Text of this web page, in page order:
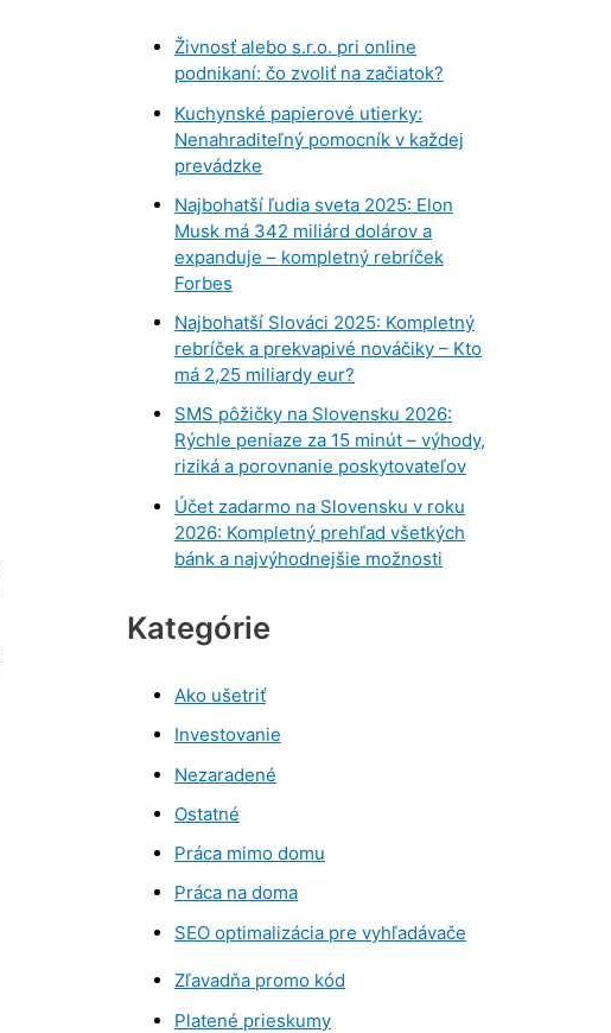
Živnosť alebo s.r.o. pri online
podnikaní: čo zvoliť na začiatok?
Kuchynské papierové utierky:
Nenahraditeľný pomocník v každej
prevádzke
Najbohatší ľudia sveta 2025: Elon
Musk má 342 miliárd dolárov a
expanduje – kompletný rebríček
Forbes
Najbohatší Slováci 2025: Kompletný
rebríček a prekvapivé nováčiky – Kto
má 2,25 miliardy eur?
SMS pôžičky na Slovensku 2026:
Rýchle peniaze za 15 minút – výhody,
riziká a porovnanie poskytovateľov
Účet zadarmo na Slovensku v roku
2026: Kompletný prehľad všetkých
bánk a najvýhodnejšie možnosti
Kategórie
Ako ušetriť
Investovanie
Nezaradené
Ostatné
Práca mimo domu
Práca na doma
SEO optimalizácia pre vyhľadávače
Zľavadňa promo kód
Platené prieskumy